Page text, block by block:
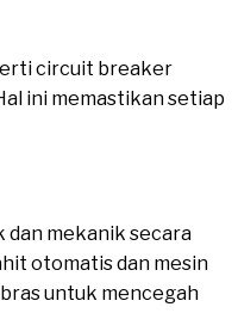
circuit breaker
ini memastikan setiap
dan mekanik secara
otomatis dan mesin
untuk mencegah